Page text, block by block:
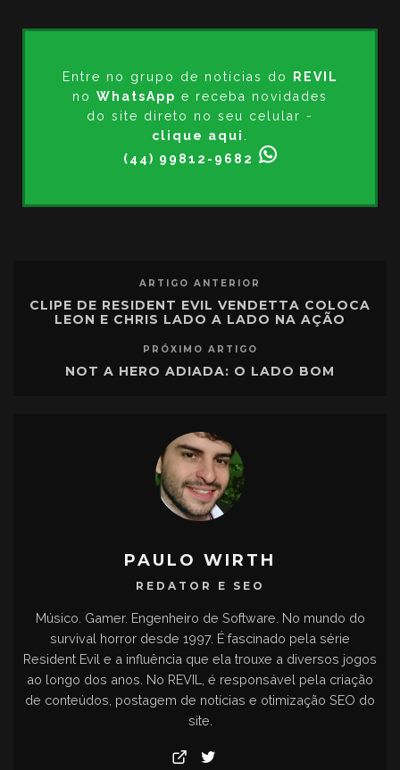
Entre no grupo de notícias do
REVIL
no WhatsApp e receba novidades
do site direto no seu celular -
clique aqui
(44) 99812-9682
ARTIGO ANTERIOR
CLIPE DE RESIDENT EVIL VENDETTA COLOCA
LEON E CHRIS LADO A LADO NA AÇÃO
PRÓXIMO ARTIGO
NOT A HERO ADIADA: O LADO BOM
PAULO WIRTH
REDATOR E SEO
Músico. Gamer. Engenheiro de Software. No mundo do
survival horror desde 1997. É fascinado pela série
Resident Evil e a influência que ela trouxe a diversos jogos
ao longo dos anos. No REVIL, é responsável pela criação
de conteúdos, postagem de notícias e otimização SEO do
site.